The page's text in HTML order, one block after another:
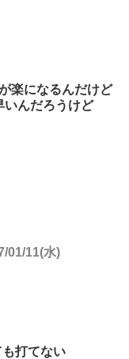
楽になるんだけど
んだろうけど
01/11(水)
打てない